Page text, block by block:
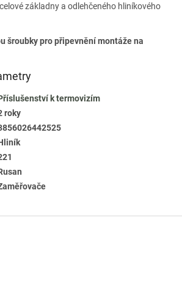
základny a odlehčeného hliníkového
šroubky pro připevnění montáže na
k termovizím
roky